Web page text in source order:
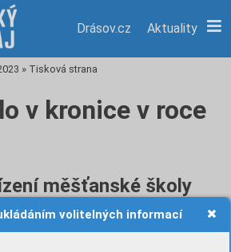
volitelných informací
Drásov.cz Aktuality
» Tisková strana
v kronice v roce
měšťanské školy
místní školní rada obecnímu
zřízení obvodové měšťanské školy.